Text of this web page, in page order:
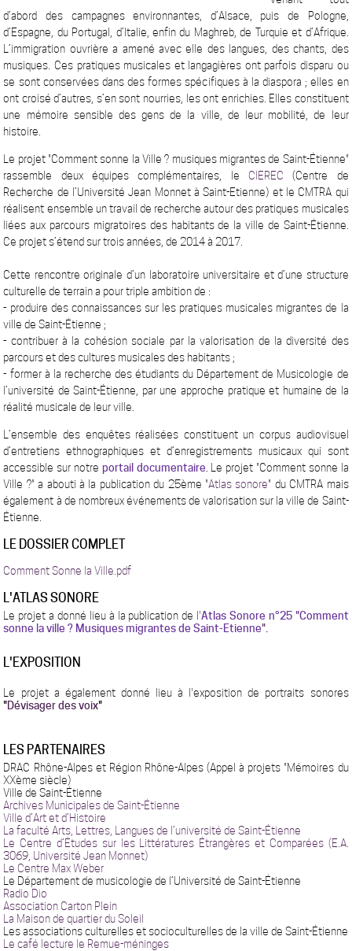
d’abord des campagnes environnantes, d’Alsace, puis de Pologne,
d’Espagne, du Portugal, d’Italie, enfin du Maghreb, de Turquie et d’Afrique.
L’immigration ouvrière a amené avec elle des langues, des chants, des
musiques. Ces pratiques musicales et langagières ont parfois disparu ou
se sont conservées dans des formes spécifiques à la diaspora ; elles en
ont croisé d’autres, s’en sont nourries, les ont enrichies. Elles constituent
une mémoire sensible des gens de la ville, de leur mobilité, de leur
histoire.
Le projet "Comment sonne la Ville ? musiques migrantes de Saint-Étienne"
rassemble deux équipes complémentaires, le CIEREC (Centre de
Recherche de l’Université Jean Monnet à Saint-Etienne) et le CMTRA qui
réalisent ensemble un travail de recherche autour des pratiques musicales
liées aux parcours migratoires des habitants de la ville de Saint-Étienne.
Ce projet s’étend sur trois années, de 2014 à 2017.
Cette rencontre originale d’un laboratoire universitaire et d’une structure
culturelle de terrain a pour triple ambition de :
- produire des connaissances sur les pratiques musicales migrantes de la
ville de Saint-Étienne ;
- contribuer à la cohésion sociale par la valorisation de la diversité des
parcours et des cultures musicales des habitants ;
- former à la recherche des étudiants du Département de Musicologie de
l’université de Saint-Étienne, par une approche pratique et humaine de la
réalité musicale de leur ville.
L’ensemble des enquêtes réalisées constituent un corpus audiovisuel
d’entretiens ethnographiques et d’enregistrements musicaux qui sont
accessible sur notre portail documentaire . Le projet "Comment sonne la
Ville ?" a abouti à la publication du 25ème "Atlas sonore" du CMTRA mais
également à de nombreux événements de valorisation sur la ville de Saint-
Étienne.
LE DOSSIER COMPLET
Comment Sonne la Ville.pdf
L'ATLAS SONORE
Le projet a donné lieu à la publication de l'Atlas Sonore n°25 "Comment
sonne la ville ? Musiques migrantes de Saint-Etienne".
L'EXPOSITION
Le projet a également donné lieu à l'exposition de portraits sonores
"Dévisager des voix"
LES PARTENAIRES
DRAC Rhône-Alpes et Région Rhône-Alpes (Appel à projets "Mémoires du
XXème siècle)
Ville de Saint-Étienne
Archives Municipales de Saint-Étienne
Ville d’Art et d’Histoire
La faculté Arts, Lettres, Langues de l’université de Saint-Étienne
Le Centre d’Études sur les Littératures Étrangères et Comparées (E.A.
3069, Université Jean Monnet)
Le Centre Max Weber
Le Département de musicologie de l’Université de Saint-Étienne
Radio Dio
Association Carton Plein
La Maison de quartier du Soleil
Les associations culturelles et socioculturelles de la ville de Saint-Étienne
Le café lecture le Remue-méninges